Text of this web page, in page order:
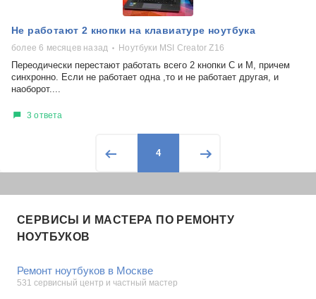
Не работают 2 кнопки на клавиатуре ноутбука
более 6 месяцев назад Ноутбуки MSI Creator Z16
Переодически перестают работать всего 2 кнопки C и M, причем
синхронно. Если не работает одна ,то и не работает другая, и
наоборот....
3 ответа
4
СЕРВИСЫ И МАСТЕРА ПО РЕМОНТУ
НОУТБУКОВ
Ремонт ноутбуков в Москве
531 сервисный центр и частный мастер